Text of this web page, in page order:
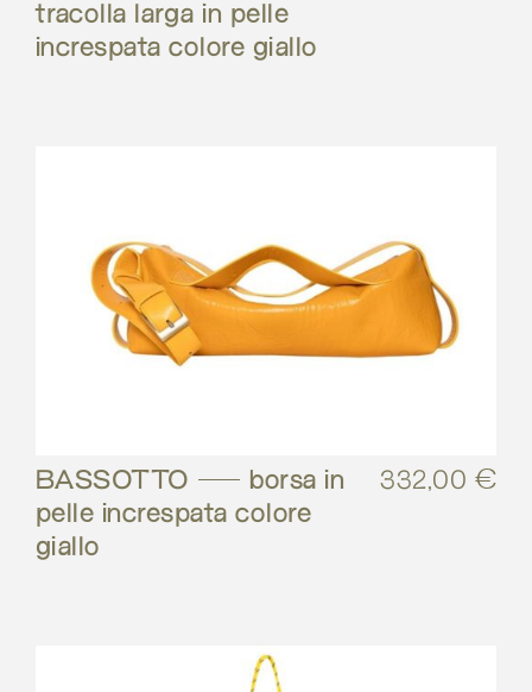
tracolla larga in pelle
increspata colore giallo
BASSOTTO – borsa in
pelle increspata colore
giallo
332,00 €